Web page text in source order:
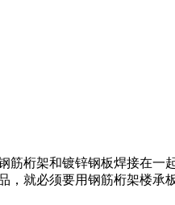
桁架和镀锌钢板焊接在一
，就必须要用钢筋桁架楼承